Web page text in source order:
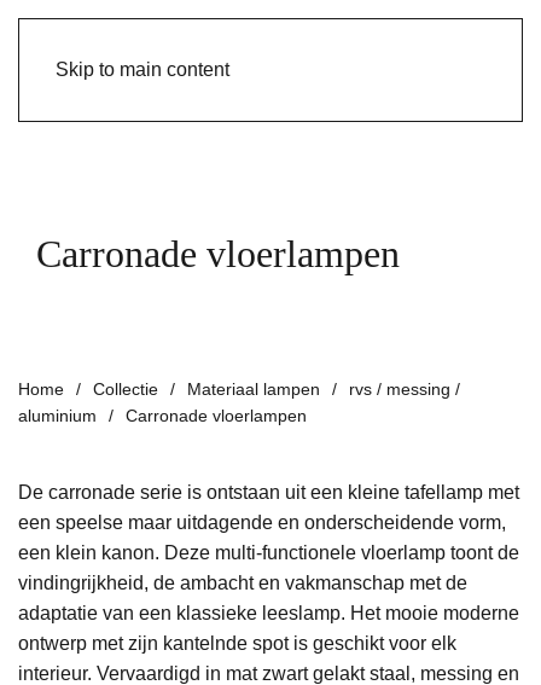
Skip to main content
Carronade vloerlampen
Home Collectie Materiaal lampen
rvs / messing /
aluminium
Carronade vloerlampen
De carronade serie is ontstaan uit een kleine tafellamp met
een speelse maar uitdagende en onderscheidende vorm,
een klein kanon. Deze multi-functionele vloerlamp toont de
vindingrijkheid, de ambacht en vakmanschap met de
adaptatie van een klassieke leeslamp. Het mooie moderne
ontwerp met zijn kantelnde spot is geschikt voor elk
interieur. Vervaardigd in mat zwartgelakt staal, messing en